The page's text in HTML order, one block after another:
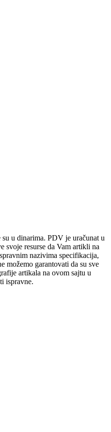
su u dinarima. PDV je uračunat u
svoje resurse da Vam artikli na
nazivima specifikacija,
možemo garantovati da su sve
artikala na ovom sajtu u
ispravne.